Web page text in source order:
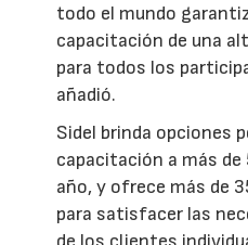
todo el mundo
capacitación de una
para todos los
añadió.
Sidel brinda opciones
capacitación a más de
año, y ofrece más de
para satisfacer las